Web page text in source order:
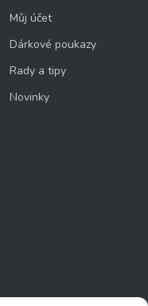
Můj účet
Dárkové poukazy
Rady a tipy
Novinky